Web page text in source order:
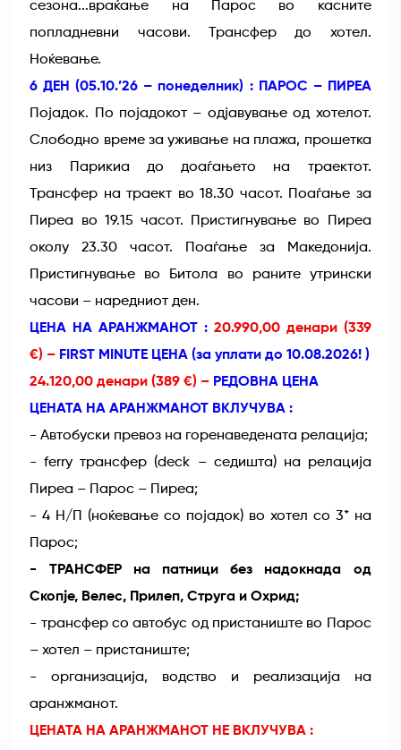
сезона...враќање на Парос во касните
попладневни часови. Трансфер до хотел.
Ноќевање.
6 ДЕН (05.10.’26 – понеделник) : ПАРОС – ПИРЕА
Појадок. По појадокот – одјавување од хотелот.
Слободно време за уживање на плажа, прошетка
низ Парикиа до доаѓањето на траектот.
Трансфер на траект во 18.30 часот. Поаѓање за
Пиреа во 19.15 часот. Пристигнување во Пиреа
околу 23.30 часот. Поаѓање за Македонија.
Пристигнување во Битола во раните утрински
часови – наредниот ден.
ЦЕНА НА АРАНЖМАНОТ : 20.990,00 денари (339
€) – FIRST MINUTE ЦЕНА (за уплати до 10.08.2026! )
24.120,00 денари (389 €) – РЕДОВНА ЦЕНА
ЦЕНАТА НА АРАНЖМАНОТ ВКЛУЧУВА :
- Автобуски превоз на горенаведената релација;
- ferry трансфер (deck – седишта) на релација
Пиреа – Парос – Пиреа;
- 4 Н/П (ноќевање со појадок) во хотел со 3* на
Парос;
- ТРАНСФЕР на патници без надокнада од
Скопје, Велес, Прилеп, Струга и Охрид;
- трансфер со автобус од пристаниште во Парос
– хотел – пристаниште;
- организација, водство и реализација на
аранжманот.
ЦЕНАТА НА АРАНЖМАНОТ НЕ ВКЛУЧУВА :